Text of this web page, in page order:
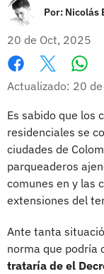
Por: Nicolás
20 de Oct, 2025
Facebook
X
Actualizado: 20
Es sabido que los
residenciales se
ciudades de
parqueaderos
comunes en y las
extensiones del
Ante tanta
norma que podría
trataría de el